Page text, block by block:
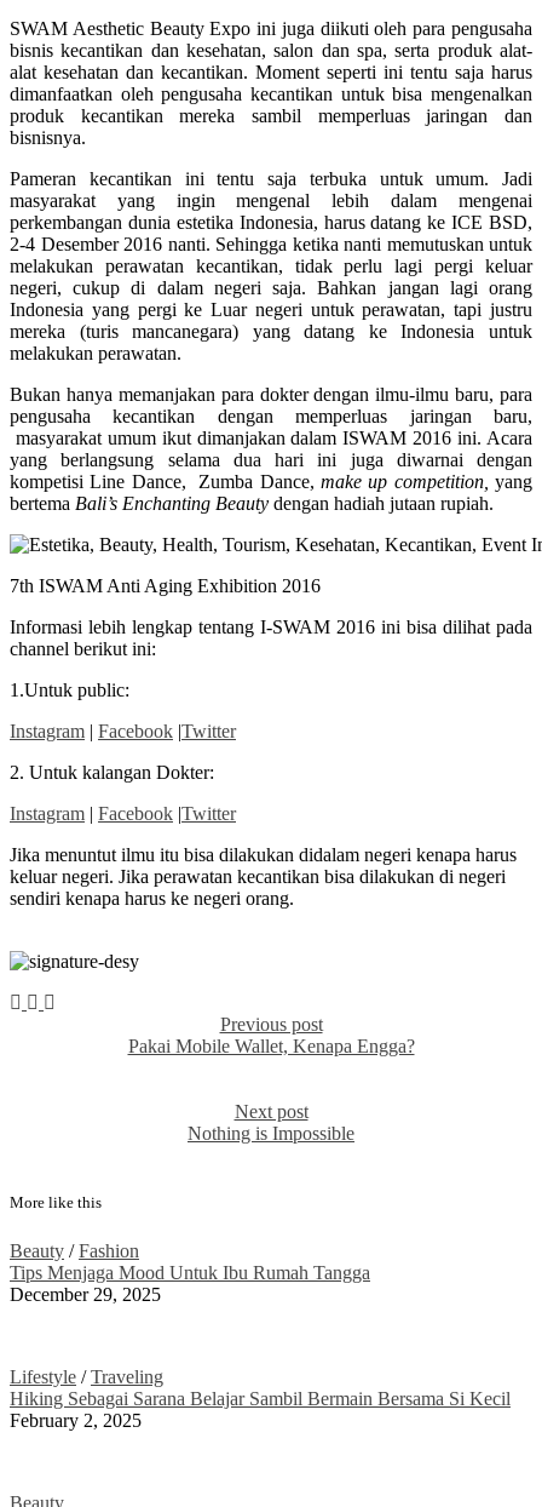
SWAM Aesthetic Beauty Expo ini juga diikuti oleh para pengusaha
bisnis kecantikan dan kesehatan, salon dan spa, serta produk alat-
alat kesehatan dan kecantikan. Moment seperti ini tentu saja harus
dimanfaatkan oleh pengusaha kecantikan untuk bisa mengenalkan
produk kecantikan mereka sambil memperluas jaringan dan
bisnisnya.
Pameran kecantikan ini tentu saja terbuka untuk umum. Jadi
masyarakat yang ingin mengenal lebih dalam mengenai
perkembangan dunia estetika Indonesia, harus datang ke ICE BSD,
2-4 Desember 2016 nanti. Sehingga ketika nanti memutuskan untuk
melakukan perawatan kecantikan, tidak perlu lagi pergi keluar
negeri, cukup di dalam negeri saja. Bahkan jangan lagi orang
Indonesia yang pergi ke Luar negeri untuk perawatan, tapi justru
mereka (turis mancanegara) yang datang ke Indonesia untuk
melakukan perawatan.
Bukan hanya memanjakan para dokter dengan ilmu-ilmu baru, para
pengusaha kecantikan dengan memperluas jaringan baru,
masyarakat umum ikut dimanjakan dalam ISWAM 2016 ini. Acara
yang berlangsung selama dua hari ini juga diwarnai dengan
kompetisi Line Dance, Zumba Dance, make up competition, yang
bertema Bali’s Enchanting Beauty dengan hadiah jutaan rupiah.
7th ISWAM Anti Aging Exhibition 2016
Informasi lebih lengkap tentang I-SWAM 2016 ini bisa dilihat pada
channel berikut ini:
1.Untuk public:
Instagram | Facebook |Twitter
2. Untuk kalangan Dokter:
Instagram | Facebook |Twitter
Jika menuntut ilmu itu bisa dilakukan didalam negeri kenapa harus
keluar negeri. Jika perawatan kecantikan bisa dilakukan di negeri
sendiri kenapa harus ke negeri orang.
Previous post
Pakai Mobile Wallet, Kenapa Engga?
Next post
Nothing is Impossible
More like this
Beauty /Fashion
Tips Menjaga Mood Untuk Ibu Rumah Tangga
December 29, 2025
Lifestyle /Traveling
Hiking Sebagai Sarana Belajar Sambil Bermain Bersama Si Kecil
February 2, 2025
Beauty